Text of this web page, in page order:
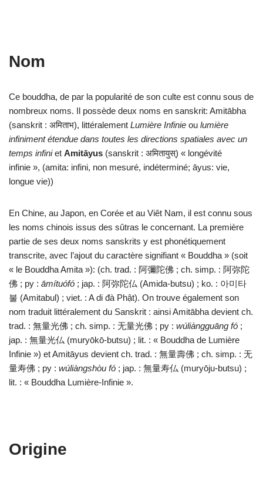
Nom
Ce bouddha, de par la popularité de son culte est connu sous de
nombreux noms. Il possède deux noms en sanskrit: Amitābha
(sanskrit : अमिताभ), littéralement Lumière Infinie ou lumière
infiniment étendue dans toutes les directions spatiales avec un
temps infiniet Amitāyus (sanskrit : अमितायुस्) « longévité
infinie », (amita: infini, non mesuré, indéterminé; āyus: vie,
longue vie))
En Chine, au Japon, en Corée et au Viêt Nam, il est connu sous
les noms chinois issus des sûtras le concernant. La première
partie de ses deux noms sanskrits y est phonétiquement
transcrite, avec l’ajout du caractère signifiant « Bouddha » (soit
« le Bouddha Amita »): (ch. trad. : 阿彌陀佛 ; ch. simp. : 阿弥陀
佛 ; py : āmítuófó ; jap. : 阿弥陀仏 (Amida-butsu) ; ko. : 아미타
불 (Amitabul) ; viet. : A di đà Phật). On trouve également son
nom traduit littéralement du Sanskrit : ainsi Amitābha devient ch.
trad. : 無量光佛 ; ch. simp. : 无量光佛 ; py : wúliàngguāng fó ;
jap. : 無量光仏 (muryōkō-butsu) ; lit. : « Bouddha de Lumière
Infinie ») et Amitāyus devient ch. trad. : 無量壽佛 ; ch. simp. : 无
量寿佛 ; py : wúliàngshòu fó ; jap. : 無量寿仏 (muryōju-butsu) ;
lit. : « Bouddha Lumière-Infinie ».
Origine